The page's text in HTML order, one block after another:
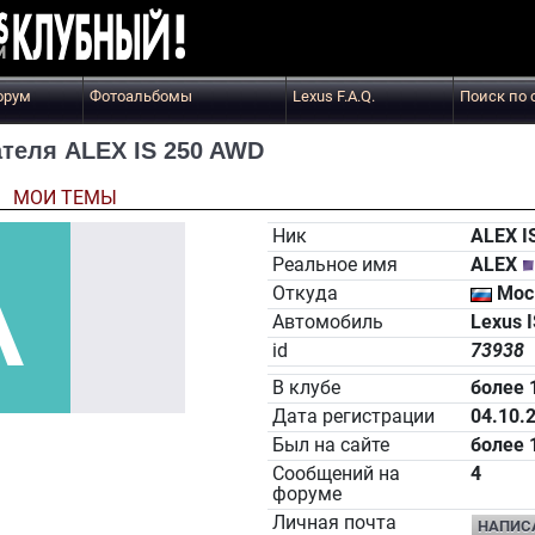
Фотоальбомы Lexus F.A.Q. Поиск по
ALEX IS 250 AWD
МОИ ТЕМЫ
Ник
ALEX
Реальное имя
ALEX
Откуда
Автомобиль
Lexus
id
73938
В клубе
более
Дата регистрации
Был на сайте
более
Сообщений на
форуме
4
Личная почта